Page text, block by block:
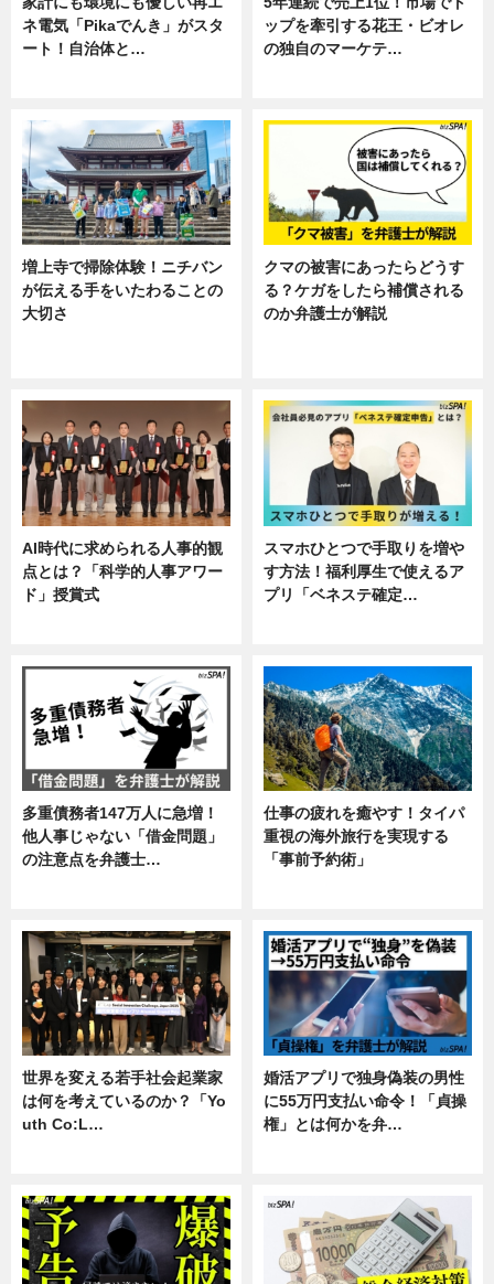
ネ電気「Pikaでんき」がスタ
ート！自治体と…
ップを牽引する花王・ビオレ
の独自のマーケテ…
増上寺で掃除体験！ニチバン
が伝える手をいたわることの
大切さ
クマの被害にあったらどうす
る？ケガをしたら補償される
のか弁護士が解説
AI時代に求められる人事的観
点とは？「科学的人事アワー
ド」授賞式
スマホひとつで手取りを増や
す方法！福利厚生で使えるア
プリ「ベネステ確定…
多重債務者147万人に急増！
他人事じゃない「借金問題」
の注意点を弁護士…
仕事の疲れを癒やす！タイパ
重視の海外旅行を実現する
「事前予約術」
世界を変える若手社会起業家
は何を考えているのか？「Yo
uth Co:L…
婚活アプリで独身偽装の男性
に55万円支払い命令！「貞操
権」とは何かを弁…